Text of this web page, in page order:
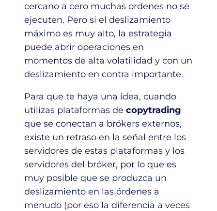
cercano a cero muchas ordenes no se
ejecuten. Pero si el deslizamiento
máximo es muy alto, la estrategia
puede abrir operaciones en
momentos de alta volatilidad y con un
deslizamiento en contra importante.
Para que te haya una idea, cuando
utilizas plataformas de copytrading
que se conectan a brókers externos,
existe un retraso en la señal entre los
servidores de estas plataformas y los
servidores del bróker, por lo que es
muy posible que se produzca un
deslizamiento en las órdenes a
menudo (por eso la diferencia a veces